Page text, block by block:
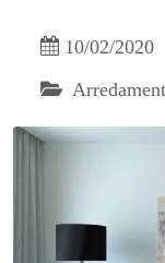
10/02/2020